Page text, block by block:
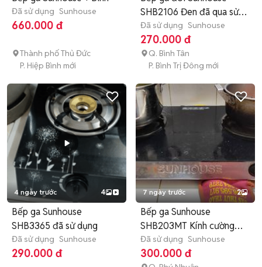
Đã sử dụng Sunhouse
660.000 đ
Thành phố Thủ Đức
P. Hiệp Bình mới
SHB2106 Đen đã qua sử
dụng í
Đã sử dụng Sunhouse
270.000 đ
Q. Bình Tân
P. Bình Trị Đông mới
4 ngày trước 4
Bếp ga Sunhouse
SHB3365 đã sử dụng
Đã sử dụng Sunhouse
290.000 đ
7 ngày trước 2
Bếp ga Sunhouse
SHB203MT Kính cường
lực Đen
Đã sử dụng Sunhouse
300.000 đ